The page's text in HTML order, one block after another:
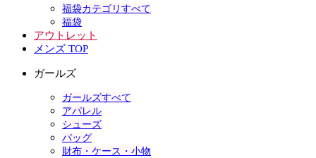
福袋カテゴリすべて
福袋
アウトレット
メンズ TOP
ガールズ
ガールズすべて
アパレル
シューズ
バッグ
財布・ケース・小物